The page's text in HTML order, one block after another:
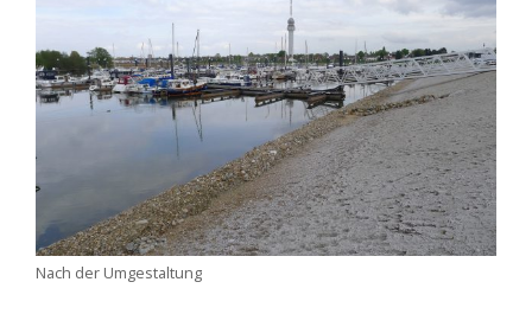
Nach der Umgestaltung